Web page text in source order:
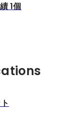
1個